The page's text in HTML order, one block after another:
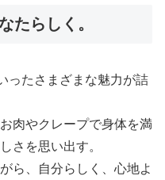
たらしく。
ったさまざまな魅力が詰
肉やクレープで身体を満
さを思い出す。
ら、自分らしく、心地よ